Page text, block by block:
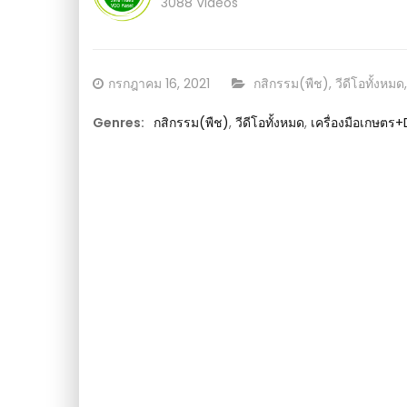
Posted
กรกฎาคม 16, 2021 CATEGORY:
กสิกรรม(พืช), วีดีโอทั้งหมด,
Genres: กสิกรรม(พืช), วีดีโอทั้งหมด, เครื่องมือเกษตร